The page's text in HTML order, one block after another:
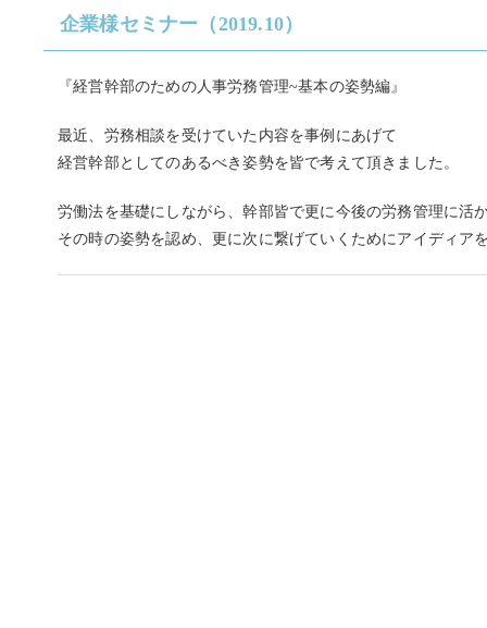
企業様セミナー（2019.10）
『経営幹部のための人事労務管理~基本の姿勢編』
最近、労務相談を受けていた内容を事例にあげて
経営幹部としてのあるべき姿勢を皆で考えて頂きました。
労働法を基礎にしながら、幹部皆で更に今後の労務管理に活
その時の姿勢を認め、更に次に繋げていくためにアイディア